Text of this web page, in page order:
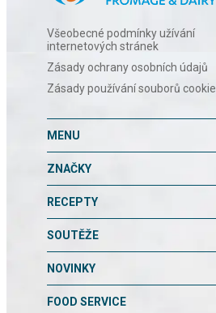
Všeobecné podmínky užívání
internetových stránek
Zásady ochrany osobních údajů
Zásady používání souborů cookie
MENU
ZNAČKY
RECEPTY
SOUTĚŽE
NOVINKY
FOOD SERVICE